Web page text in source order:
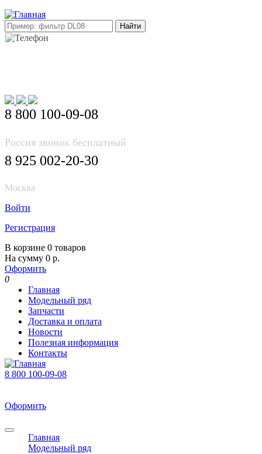
8 800 100-09-08
Россия звонок бесплатный
8 925 002-20-30
Москва
Войти
Регистрация
В корзине 0 товаров
На сумму 0 р.
Оформить
0
Главная
Модельный ряд
Запчасти
Доставка и оплата
Новости
Полезная информация
Контакты
8 800 100-09-08
Оформить
Главная
Модельный ряд